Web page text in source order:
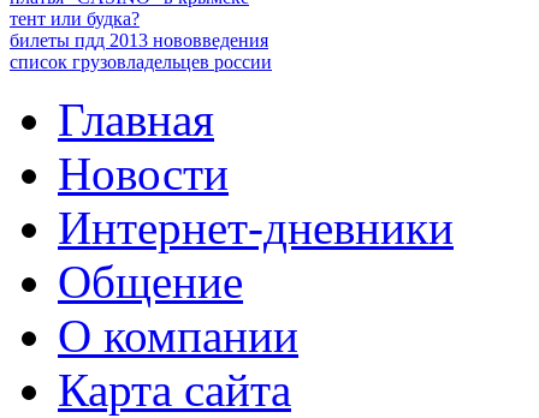
тент или будка?
билеты пдд 2013 нововведения
список грузовладельцев россии
Главная
Новости
Интернет-дневники
Общение
О компании
Карта сайта